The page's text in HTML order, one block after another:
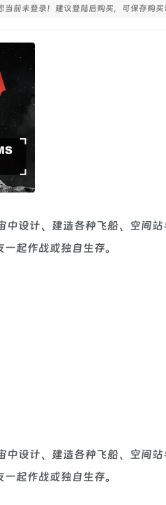
当前未登录！建议登陆后购买，可保存购买
设计、建造各种飞船、空间站
起作战或独自生存。
设计、建造各种飞船、空间站
起作战或独自生存。